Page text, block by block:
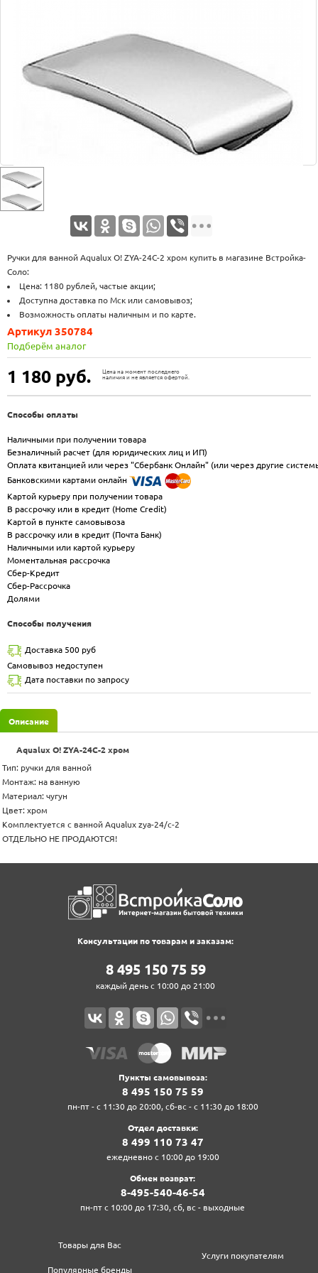
Акции
Контакты
Ручки для ванной Aqualux O! ZYA-24C-2 хром купить в магазине Встройка-
Соло:
Цена: 1180 рублей, частые акции;
Доступна доставка по Мск или самовывоз;
Возможность оплаты наличным и по карте.
1 180 руб.
Цена на момент последнего
наличия и не является офертой.
Артикул 350784
Подберём аналог
Способы оплаты
Наличными при получении товара
Безналичный расчет (для юридических лиц и ИП)
Оплата квитанцией или через "Сбербанк Онлайн" (или через другие
Банковскими картами онлайн
Картой курьеру при получении товара
В рассрочку или в кредит (Home Credit)
Картой в пункте самовывоза
В рассрочку или в кредит (Почта Банк)
Наличными или картой курьеру
Моментальная рассрочка
Сбер-Кредит
Сбер-Рассрочка
Долями
Способы получения
Доставка 500 руб
Самовывоз недоступен
Дата поставки по запросу
Описание
Aqualux O! ZYA-24C-2 хром
Тип: ручки для ванной
Монтаж: на ванную
Материал: чугун
Цвет: хром
Комплектуется с ванной Aqualux zya-24/c-2
ОТДЕЛЬНО НЕ ПРОДАЮТСЯ!
Консультации по товарам и заказам:
8‍ 4‍9‍5‍ 1‍5‍0‍ 7‍5‍ 5‍9‍
каждый день с 10:00 до 21:00
Пункты самовывоза:
8‍ 4‍9‍5‍ 1‍5‍0‍ 7‍5‍ 5‍9‍
пн-пт - с 11:30 до 20:00, сб-вс - с 11:30 до 18:00
Отдел доставки:
8‍ 4‍9‍9‍ 1‍1‍0‍ 7‍3‍ 4‍7‍
ежедневно с 10:00 до 19:00
Обмен возврат:
8‍-4‍9‍5‍-5‍4‍0‍-4‍6‍-5‍4‍
пн-пт с 10:00 до 17:30, сб, вс - выходные
Товары для Вас
Популярные бренды
Услуги покупателям